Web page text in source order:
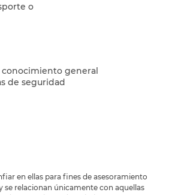
o
conocimiento general
de seguridad
en ellas para fines de asesoramiento
relacionan únicamente con aquellas